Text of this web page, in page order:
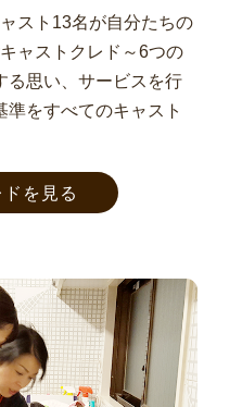
スト13名が自分たちの
ャストクレド～6つの
る思い、サービスを行
準をすべてのキャスト
ドを見る